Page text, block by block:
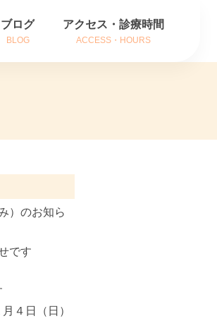
ブログ
BLOG
アクセス・診療時間
ACCESS・HOURS
）のお知ら
です
４日（日）